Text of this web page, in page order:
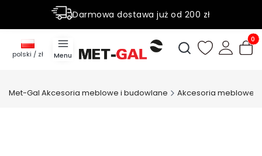
Darmowa dostawa już od 200 zł
Rabaty do 50% na wybrane produky
Menu
Otwórz
polski / zł
Met-Gal Akcesoria meblowe i budowlane Akcesoria meblowe